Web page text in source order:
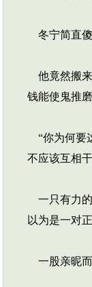
冬宁简直傻
他竟然搬来
钱能使鬼推磨
“你为何要
不应该互相
一只有力的
以为是一对
一股亲昵而